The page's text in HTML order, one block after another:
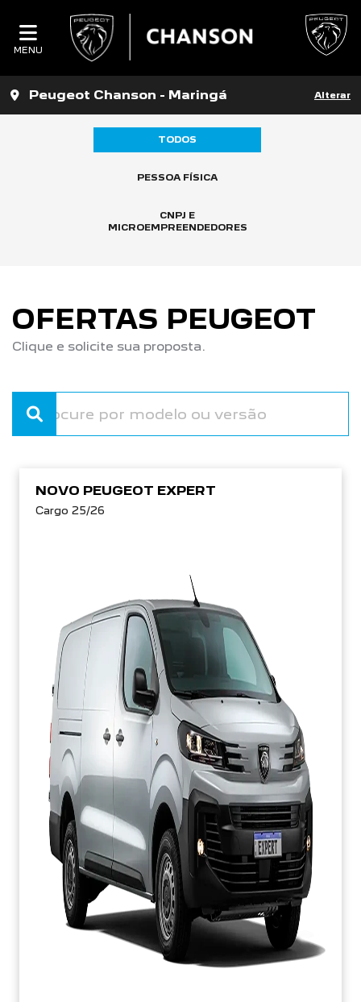
MENU
Peugeot Chanson - Maringá Alterar
TODOS
PESSOA FÍSICA
CNPJ E
MICROEMPREENDEDORES
OFERTAS PEUGEOT
Clique e solicite sua proposta.
NOVO PEUGEOT EXPERT
Cargo 25/26